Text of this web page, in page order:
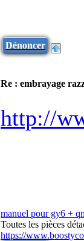
Dénoncer
Re : embrayage
http://
manuel pour gy6 +
Toutes les pièces
https://